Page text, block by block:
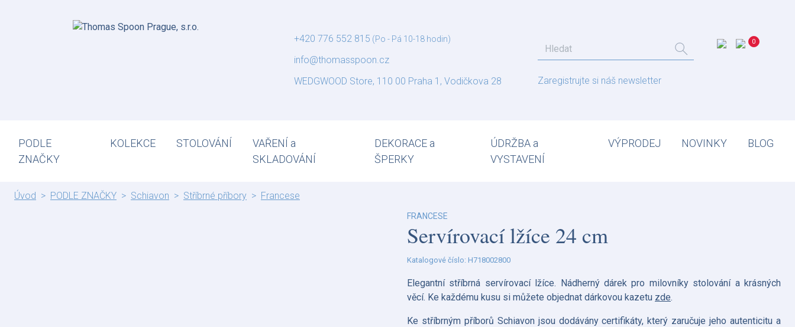
+420 776 552 815 (Po - Pá 10-18 hodin)
info@thomasspoon.cz
WEDGWOOD Store, 110 00 Praha 1, Vodičkova 28
Zaregistrujte si náš newsletter
PODLE
ZNAČKY
KOLEKCE STOLOVÁNÍ
VAŘENÍ a
SKLADOVÁNÍ
DEKORACE a
ŠPERKY
ÚDRŽBA a
VYSTAVENÍ
VÝPRODEJ NOVINKY BLOG
Úvod PODLE ZNAČKY Schiavon Stříbrné příbory Francese
FRANCESE
Servírovací lžíce 24 cm
Katalogové číslo: H718002800
Elegantní stříbrná servírovací lžíce. Nádherný dárek pro milovníky stolování a krásných
věcí. Ke každému kusu si můžete objednat dárkovou kazetu zde.
Ke stříbrným příborů Schiavon jsou dodávány certifikáty, který zaručuje jeho autenticitu a